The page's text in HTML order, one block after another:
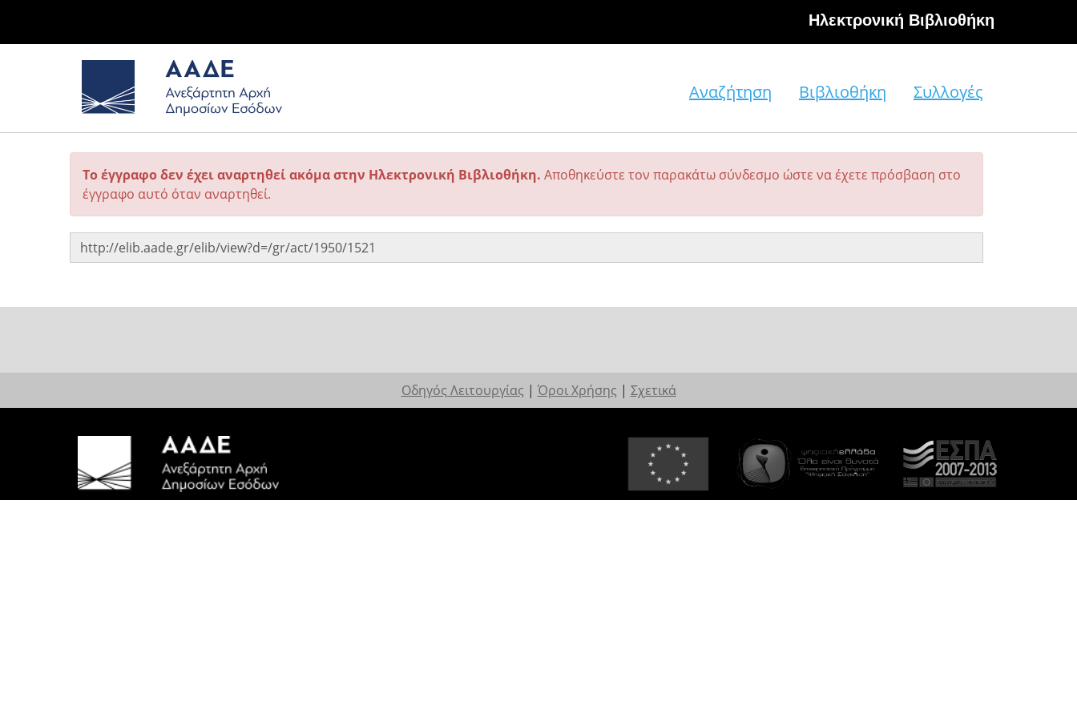
Hλεκτρονική Βιβλιοθήκη
Αναζήτηση Βιβλιοθήκη Συλλογές
Το έγγραφο δεν έχει αναρτηθεί ακόμα στην Ηλεκτρονική Βιβλιοθήκη. Αποθηκεύστε τον παρακάτω σύνδεσμο ώστε να έχετε πρόσβαση στο
έγγραφο αυτό όταν αναρτηθεί.
Οδηγός Λειτουργίας | Όροι Χρήσης | Σχετικά